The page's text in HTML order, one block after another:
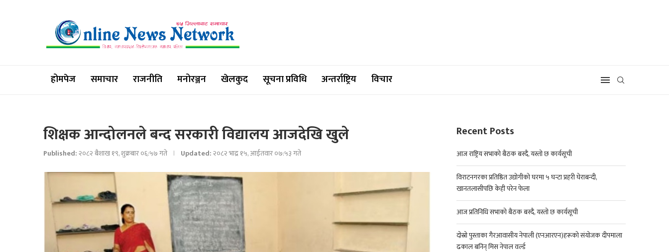
होमपेज समाचार राजनीति मनोरञ्जन खेलकुद सूचना प्रविधि अन्तर्राष्ट्रिय विचार
शिक्षक आन्दोलनले बन्द सरकारी विद्यालय आजदेखि खुले
Published:२०८२ बैशाख १९, शुक्रबार ०६:५७ गते Updated:२०८२ भाद्र १५, आईतवार ०७:५३ गते
Recent Posts
आज राष्ट्रिय सभाको बैठक बस्दै, यस्तो छ कार्यसूची
विराटनगरका प्रतिष्ठित उद्योगीको घरमा ५ घन्टा प्रहरी घेराबन्दी,
खानतलासीपछि केही परेन फेला
आज प्रतिनिधि सभाको बैठक बस्दै, यस्तो छ कार्यसूची
दोस्रो पुस्ताका गैरआवासीय नेपाली (एनआरएन)हरूको संयोजक दीपमाला
ढकाल बनिन् मिस नेपाल वर्ल्ड